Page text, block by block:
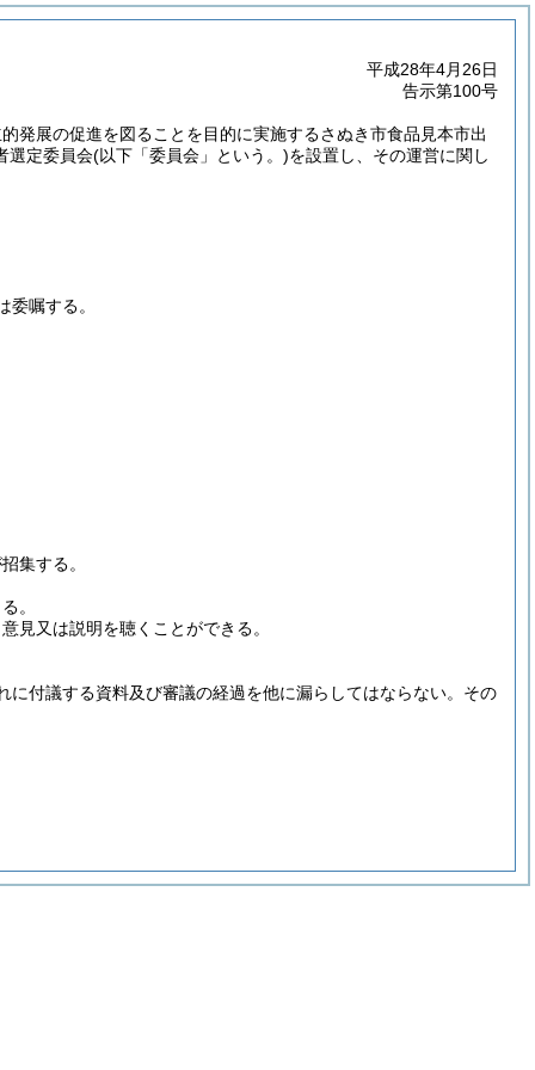
平成28年4月26日
告示第100号
発展の促進を図ることを目的に実施するさぬき市食品見本市出
選定委員会(以下「委員会」という。)を設置し、その運営に関し
嘱する。
集する。
。
見又は説明を聴くことができる。
付議する資料及び審議の経過を他に漏らしてはならない。 その